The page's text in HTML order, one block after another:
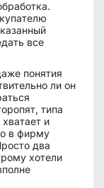
все
понятия
ли он
типа
и
в фирму
два
хотели